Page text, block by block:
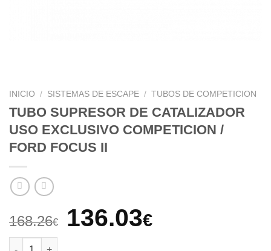
INICIO / SISTEMAS DE ESCAPE / TUBOS DE COMPETICION
TUBO SUPRESOR DE CATALIZADOR
USO EXCLUSIVO COMPETICION /
FORD FOCUS II
168.26€
El
136.03€El
TUBO SUPRESOR DE CATALIZADOR USO EXCLUSIVO